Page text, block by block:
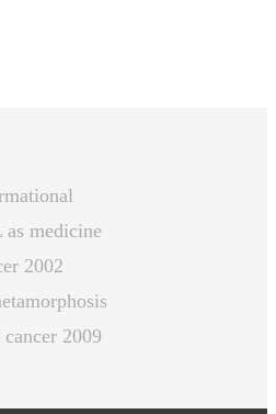
medicine
2002
2009